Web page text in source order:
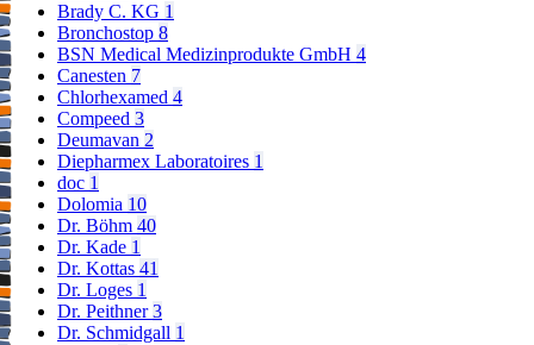
Brady C. KG 1
Bronchostop 8
BSN Medical Medizinprodukte GmbH 4
Canesten 7
Chlorhexamed 4
Compeed 3
Deumavan 2
Diepharmex Laboratoires 1
doc 1
Dolomia 10
Dr. Böhm 40
Dr. Kade 1
Dr. Kottas 41
Dr. Loges 1
Dr. Peithner3
Dr. Schmidgall 1